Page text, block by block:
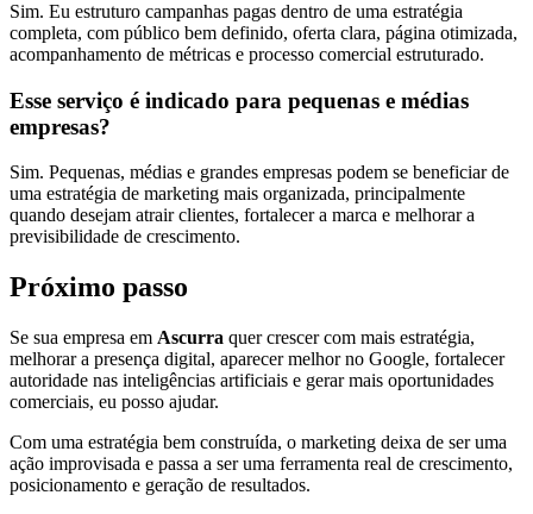
Sim. Eu estruturo campanhas pagas dentro de uma estratégia
completa, com público bem definido, oferta clara, página otimizada,
acompanhamento de métricas e processo comercial estruturado.
Esse serviço é indicado para pequenas e médias
empresas?
Sim. Pequenas, médias e grandes empresas podem se beneficiar de
uma estratégia de marketing mais organizada, principalmente
quando desejam atrair clientes, fortalecer a marca e melhorar a
previsibilidade de crescimento.
Próximo passo
Se sua empresa em Ascurra quer crescer com mais estratégia,
melhorar a presença digital, aparecer melhor no Google, fortalecer
autoridade nas inteligências artificiais e gerar mais oportunidades
comerciais, eu posso ajudar.
Com uma estratégia bem construída, o marketing deixa de ser uma
ação improvisada e passa a ser uma ferramenta real de crescimento,
posicionamento e geração de resultados.